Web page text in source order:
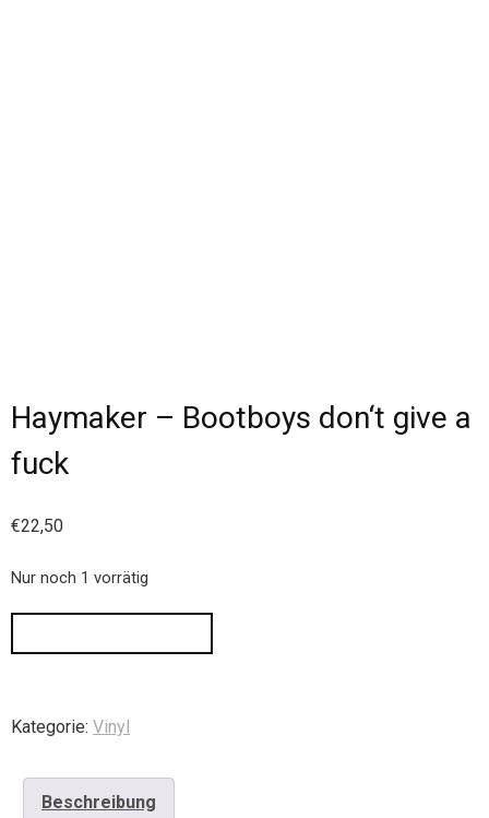
Haymaker – Bootboys don‘t give a
fuck
€22,50
Nur noch 1 vorrätig
Kategorie: Vinyl
Beschreibung